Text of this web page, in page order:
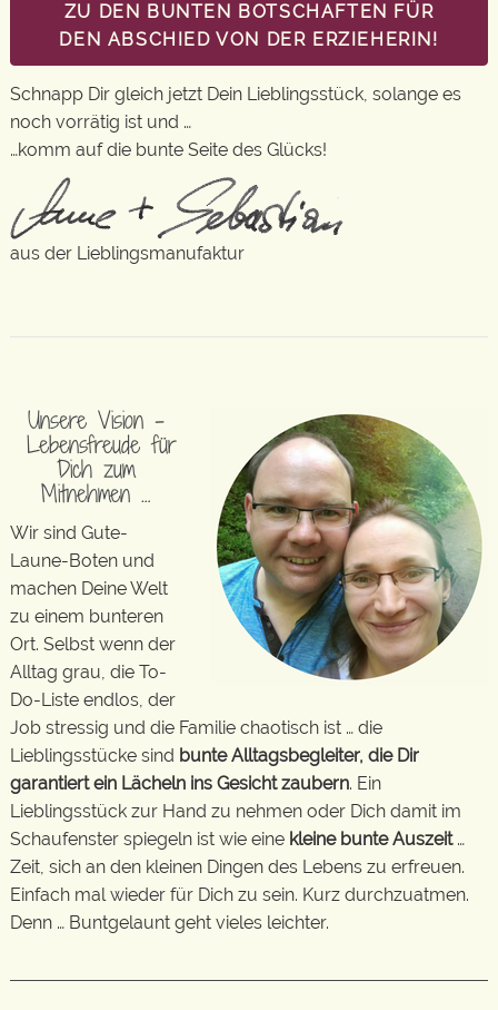
ZU DEN BUNTEN BOTSCHAFTEN FÜR
DEN ABSCHIED VON DER ERZIEHERIN!
Schnapp Dir gleich jetzt Dein Lieblingsstück, solange es
noch vorrätig ist und …
…komm auf die bunte Seite des Glücks!
aus der Lieblingsmanufaktur
Unsere Vision –
Lebensfreude für
Dich zum
Mitnehmen …
Wir sind Gute-
Laune-Boten und
machen Deine Welt
zu einem bunteren
Ort. Selbst wenn der
Alltag grau, die To-
Do-Liste endlos, der
Job stressig und die Familie chaotisch ist … die
Lieblingsstücke sind bunte Alltagsbegleiter, die Dir
garantiert ein Lächeln ins Gesicht zaubern. Ein
Lieblingsstück zur Hand zu nehmen oder Dich damit im
Schaufenster spiegeln ist wie eine kleine bunte Auszeit…
Zeit, sich an den kleinen Dingen des Lebens zu erfreuen.
Einfach mal wieder für Dich zu sein. Kurz durchzuatmen.
Denn … Buntgelaunt geht vieles leichter.